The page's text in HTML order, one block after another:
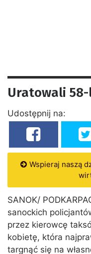
Uratowali
Udostępnij na:
Wspieraj naszą
SANOK/
sanockich
przez kierowcę
kobietę, która
targnąć się na